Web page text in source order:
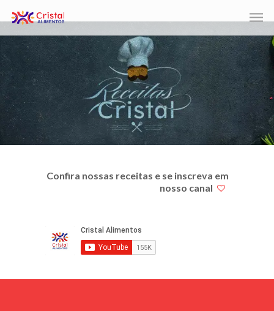
Confira nossas receitas e se inscreva em
nosso canal